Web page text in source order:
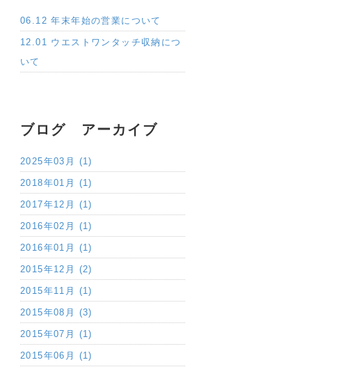
06.12 年末年始の営業について
12.01 ウエストワンタッチ収納につ
いて
ブログ アーカイブ
2025年03月 (1)
2018年01月 (1)
2017年12月 (1)
2016年02月 (1)
2016年01月 (1)
2015年12月 (2)
2015年11月 (1)
2015年08月 (3)
2015年07月 (1)
2015年06月 (1)